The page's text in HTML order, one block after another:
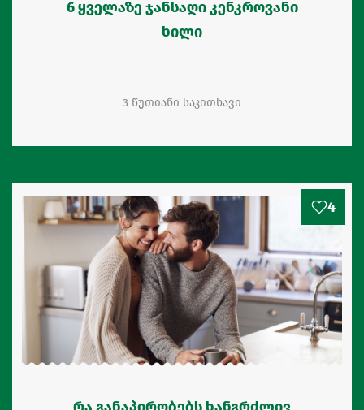
6 ყველაზე ჯანსაღი კენკროვანი
ხილი
3 წუთიანი საკითხავი
4